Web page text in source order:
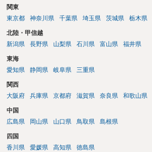
関東
東京都
神奈川県 千葉県 埼玉県 茨城県 栃木県
北陸・甲信越
新潟県
長野県 山梨県 石川県 富山県 福井県
東海
愛知県
静岡県 岐阜県 三重県
関西
大阪府
兵庫県 京都府 滋賀県 奈良県 和歌山県
中国
広島県
岡山県 山口県 鳥取県 島根県
四国
香川県
愛媛県 高知県 徳島県